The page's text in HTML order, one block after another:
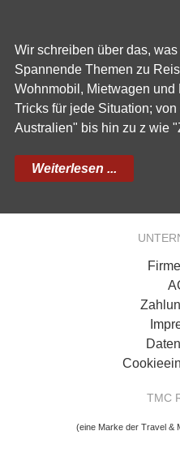
Wir schreiben über das,
Spannende Themen zu
Wohnmobil, Mietwagen und
Tricks für jede Situation;
Australien" bis hin zu z wie
Weiterlesen ...
TMC
(eine Marke der Travel &